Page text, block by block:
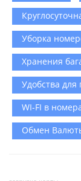
Уборка
Хранения
Удобства
WI-FI в
Обмен